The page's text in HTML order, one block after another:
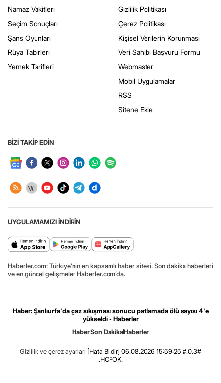
Namaz Vakitleri
Seçim Sonuçları
Şans Oyunları
Rüya Tabirleri
Yemek Tarifleri
Gizlilik Politikası
Çerez Politikası
Kişisel Verilerin Korunması
Veri Sahibi Başvuru Formu
Webmaster
Mobil Uygulamalar
RSS
Sitene Ekle
BİZİ TAKİP EDİN
UYGULAMAMIZI İNDİRİN
Haberler.com: Türkiye’nin en kapsamlı haber sitesi. Son dakika haberleri
ve en güncel gelişmeler Haberler.com’da.
Haber: Şanlıurfa'da gaz sıkışması sonucu patlamada ölü sayısı 4'e
yükseldi - Haberler
HaberSon DakikaHaberler
Gizlilik ve çerez ayarları [Hata Bildir] 06.08.2026 15:59:25 #.0.3#
.HCFOK.